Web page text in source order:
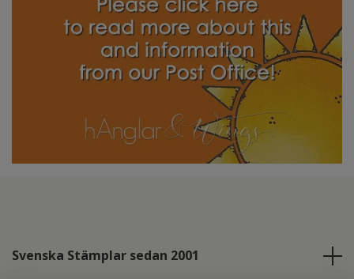
Svenska Stämplar sedan 2001